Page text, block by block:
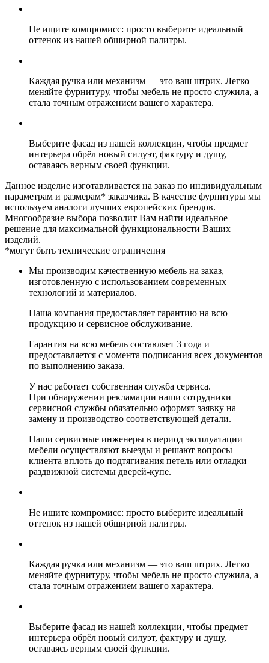
Не ищите компромисс: просто выберите идеальный
оттенок из нашей обширной палитры.
Каждая ручка или механизм — это ваш штрих. Легко
меняйте фурнитуру, чтобы мебель не просто служила, а
стала точным отражением вашего характера.
Выберите фасад из нашей коллекции, чтобы предмет
интерьера обрёл новый силуэт, фактуру и душу,
оставаясь верным своей функции.
Данное изделие изготавливается на заказ по индивидуальным
параметрам и размерам* заказчика. В качестве фурнитуры мы
используем аналоги лучших европейских брендов.
Многообразие выбора позволит Вам найти идеальное
решение для максимальной функциональности Ваших
изделий.
*могут быть технические ограничения
Мы производим качественную мебель на заказ,
изготовленную с использованием современных
технологий и материалов.
Наша компания предоставляет гарантию на всю
продукцию и сервисное обслуживание.
Гарантия на всю мебель составляет 3 года и
предоставляется с момента подписания всех документов
по выполнению заказа.
У нас работает собственная служба сервиса.
При обнаружении рекламации наши сотрудники
сервисной службы обязательно оформят заявку на
замену и производство соответствующей детали.
Наши сервисные инженеры в период эксплуатации
мебели осуществляют выезды и решают вопросы
клиента вплоть до подтягивания петель или отладки
раздвижной системы дверей-купе.
Не ищите компромисс: просто выберите идеальный
оттенок из нашей обширной палитры.
Каждая ручка или механизм — это ваш штрих. Легко
меняйте фурнитуру, чтобы мебель не просто служила, а
стала точным отражением вашего характера.
Выберите фасад из нашей коллекции, чтобы предмет
интерьера обрёл новый силуэт, фактуру и душу,
оставаясь верным своей функции.